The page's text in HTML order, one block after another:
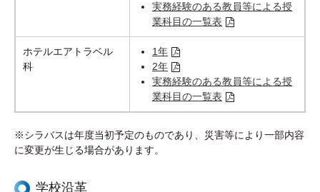
実務経験のある教員等による授
業科目の一覧表
ホテルエアトラベル
科
1年
2年
実務経験のある教員等による授
業科目の一覧表
※シラバスは年度当初予定のものであり、災害等により一部内容
に変更が生じる場合があります。
学校沿革